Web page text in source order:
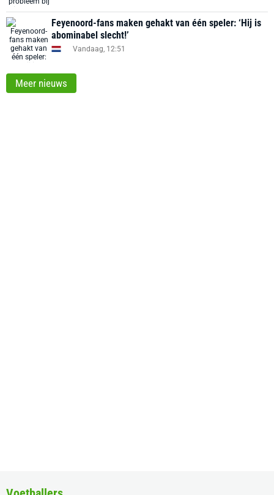
Feyenoord-fans maken gehakt van één speler: ‘Hij is
abominabel slecht!’
Vandaag, 12:51
Meer nieuws